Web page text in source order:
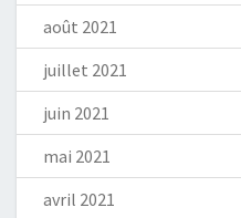
août 2021
juillet 2021
juin 2021
mai 2021
avril 2021